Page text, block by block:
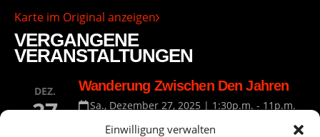
Einwilligung verwalten
Karte im Original anzeigen
VERGANGENE
VERANSTALTUNGEN
DEZ.
27
Wanderung Zwischen Den Jahren
Sa., Dezember 27, 2025 | 1:30p.m. - 11p.m.
FW Haus Lanzingen